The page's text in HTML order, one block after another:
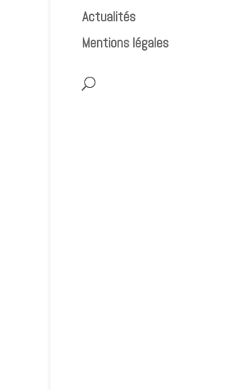
Actualités
Mentions légales